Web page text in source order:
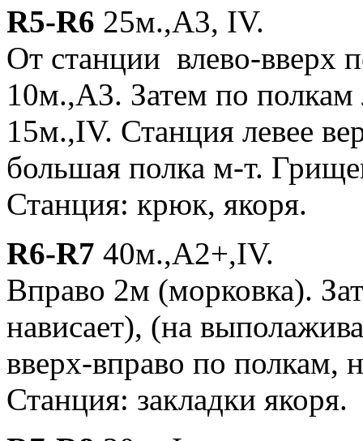
R5-R6 25м.,A3, IV.
От станции влево-вверх
10м.,А3. Затем по полкам
15м.,IV. Станция левее
большая полка м-т.
Станция: крюк, якоря.
R6-R7 40м.,A2+,IV.
Вправо 2м (морковка).
нависает), (на
вверх-вправо по полкам,
Станция: закладки якоря.